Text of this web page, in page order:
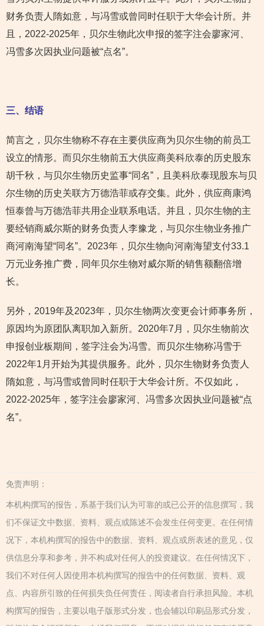
财务负责人隋如意，与冯雪或曾同时任职于大华会计所。并
且，2022-2025年，贝尔生物此次申报的签字注会廖家河、
冯雪多次因执业问题被“点名”。
三、结语
简言之，贝尔生物称不存在主要供应商为贝尔生物的前员工
设立的情形。而贝尔生物前五大供应商美科欣泰的历史股东
胡千秋，与贝尔生物历史监事“同名”，且美科欣泰现股东与贝
尔生物的历史关联方万德浩菲或存交集。此外，供应商康鸿
恒泰曾与万德浩菲共用企业联系电话。并且，贝尔生物的主
要经销商威尔斯的财务负责人李豫龙，与贝尔生物业务推广
商河南海望“同名”。2023年，贝尔生物向河南海望支付33.1
万元业务推广费，同年贝尔生物对威尔斯的销售额翻倍增
长。
另外，2019年及2023年，贝尔生物两次变更会计师事务所，
原因均为原团队离职加入新所。2020年7月，贝尔生物前次
申报创业板期间，签字注会为冯雪。而贝尔生物称冯雪于
2022年1月开始为其提供服务。此外，贝尔生物财务负责人
隋如意，与冯雪或曾同时任职于大华会计所。不仅如此，
2022-2025年，签字注会廖家河、冯雪多次因执业问题被“点
名”。
免责声明：
本机构撰写的报告，系基于我们认为可靠的或已公开的信息撰写，我
们不保证文中数据、资料、观点或陈述不会发生任何变更。在任何情
况下，本机构撰写的报告中的数据、资料、观点或所表述的意见，仅
供信息分享和参考，并不构成对任何人的投资建议。在任何情况下，
我们不对任何人因使用本机构撰写的报告中的任何数据、资料、观
点、内容所引致的任何损失负任何责任，阅读者自行承担风险。本机
构撰写的报告，主要以电子版形式分发，也会辅以印刷品形式分发，